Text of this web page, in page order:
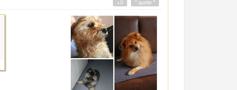
" quote "
+0